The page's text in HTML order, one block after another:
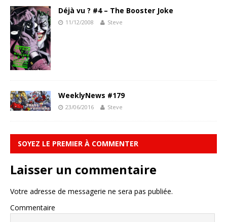
Déjà vu ? #4 – The Booster Joke
11/12/2008 Steve
WeeklyNews #179
23/06/2016 Steve
SOYEZ LE PREMIER À COMMENTER
Laisser un commentaire
Votre adresse de messagerie ne sera pas publiée.
Commentaire